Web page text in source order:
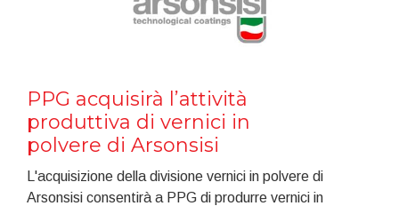
PPG acquisirà l’attività
produttiva di vernici in
polvere di Arsonsisi
L'acquisizione della divisione vernici in polvere di
Arsonsisi consentirà a PPG di produrre vernici in